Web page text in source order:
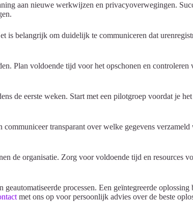
aan nieuwe werkwijzen en privacyoverwegingen.
is belangrijk om duidelijk te communiceren dat
Plan voldoende tijd voor het opschonen en controleren
de eerste weken. Start met een pilotgroep voordat je
transparant over welke gegevens
de organisatie. Zorg voor voldoende tijd en resources
processen. Een geïntegreerde
met ons op voor persoonlijk advies over de beste